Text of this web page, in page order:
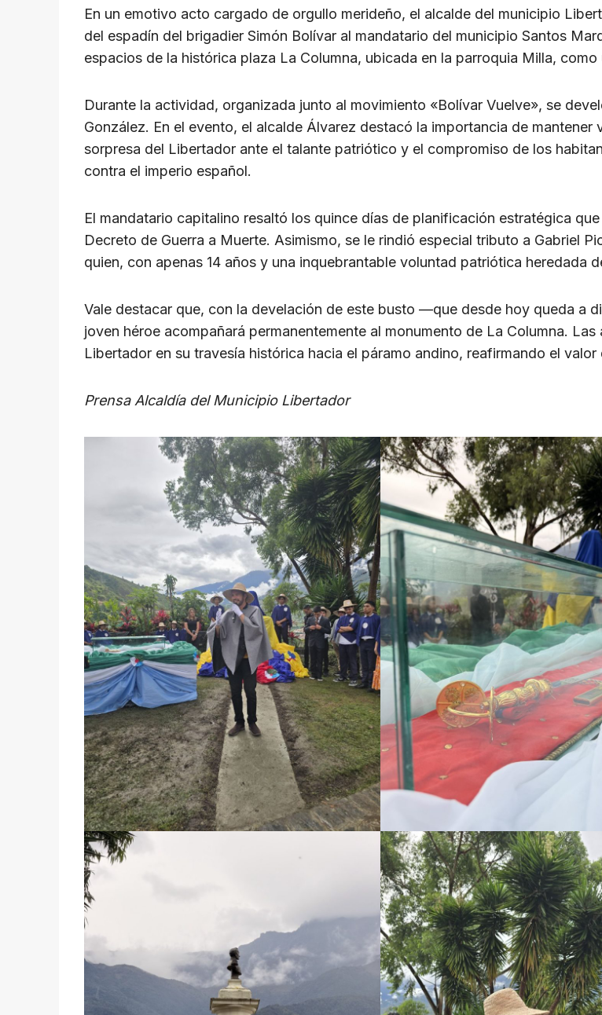
p o
k
k
En un emotivo acto cargado de orgullo merideño, el alcalde del municipio
del espadín del brigadier Simón Bolívar al mandatario del municipio Santos
espacios de la histórica plaza La Columna, ubicada en la parroquia Milla,
Durante la actividad, organizada junto al movimiento «Bolívar Vuelve», se
González. En el evento, el alcalde Álvarez destacó la importancia de
sorpresa del Libertador ante el talante patriótico y el compromiso de los
contra el imperio español.
El mandatario capitalino resaltó los quince días de planificación estratégica
Decreto de Guerra a Muerte. Asimismo, se le rindió especial tributo a Gabriel
quien, con apenas 14 años y una inquebrantable voluntad patriótica heredada
Vale destacar que, con la develación de este busto —que desde hoy queda a
joven héroe acompañará permanentemente al monumento de La Columna.
Libertador en su travesía histórica hacia el páramo andino, reafirmando el
Prensa Alcaldía del Municipio Libertador